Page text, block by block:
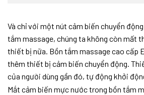
Và chỉ với một nút cảm biến chuyển
tắm massage, chúng ta không còn mất
thiết bị nữa. Bồn tắm massage cao cấp
thêm thiết bị cảm biến chuyển động.
của người dùng gần đó, tự động khởi
Mắt cảm biến mực nước trong bồn tắm